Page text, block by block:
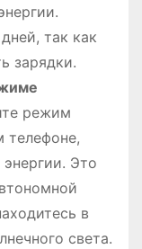
так как
зарядки.
режим
телефоне,
Это
в
света.